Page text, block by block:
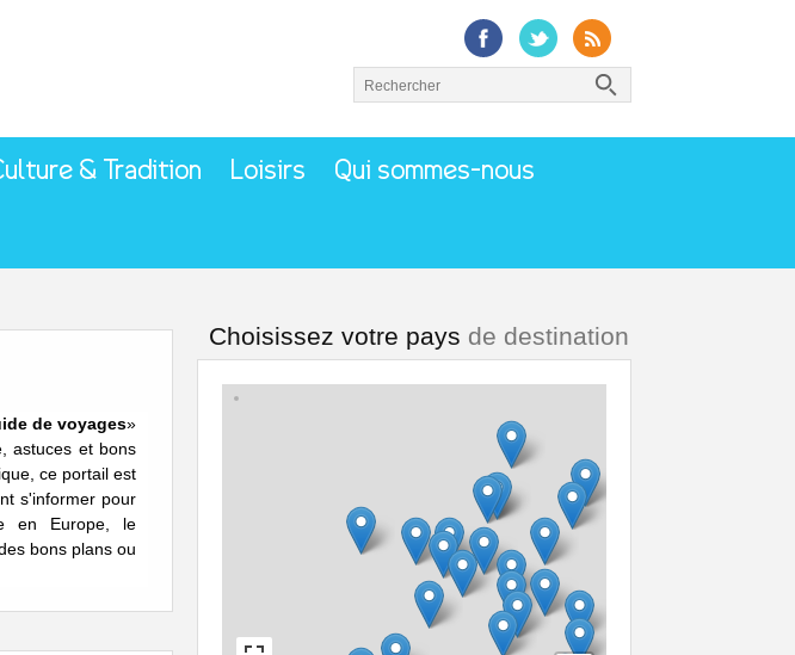
& Tradition Loisirs Qui sommes-nous
de voyages»
astuces et bons
ce portail est
s'informer pour
en Europe, le
bons plans ou
Choisissez votre pays de destination